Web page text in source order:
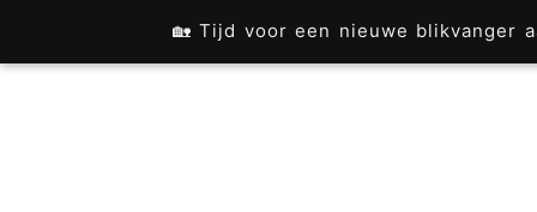
🏡 Tijd voor een nieuwe blikvanger
direct